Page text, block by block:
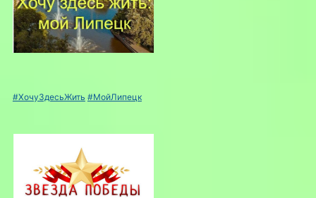
#ХочуЗдесьЖить #МойЛипецк